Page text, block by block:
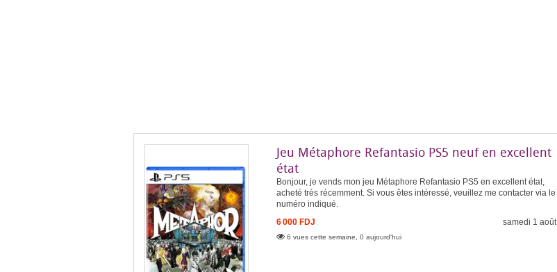
Jeu Métaphore Refantasio PS5 neuf en excellent
état
Bonjour, je vends mon jeu Métaphore Refantasio PS5 en excellent état,
acheté très récemment. Si vous êtes intéressé, veuillez me contacter via le
numéro indiqué.
6 000 FDJ
samedi 1 août
6 vues cette semaine, 0 aujourd'hui